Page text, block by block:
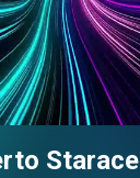
Starace